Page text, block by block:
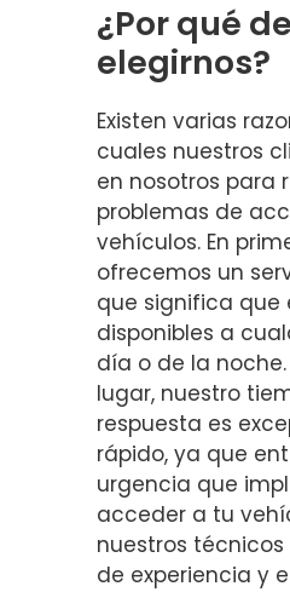
¿Por qué
elegirnos?
Existen varias
cuales nuestros
en nosotros para
problemas de
vehículos. En
ofrecemos un
que significa que
disponibles a
día o de la
lugar, nuestro
respuesta es
rápido, ya que
urgencia que
acceder a tu
nuestros
de experiencia y